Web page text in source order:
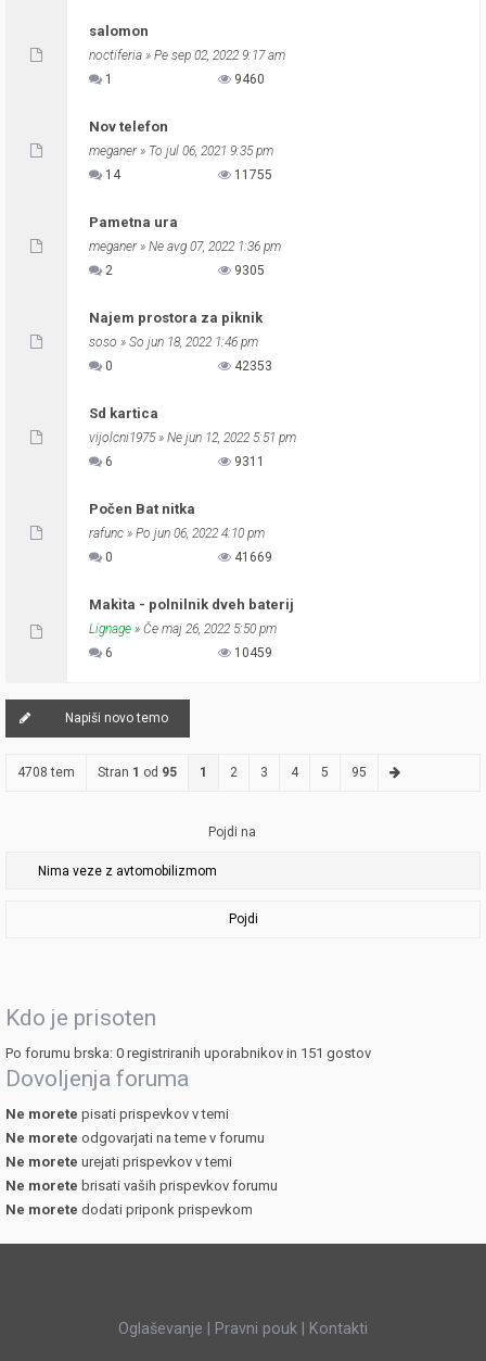
salomon
noctiferia » Pe sep 02, 2022 9:17 am
1
9460
Nov telefon
meganer» To jul 06, 2021 9:35 pm
14
11755
Pametna ura
meganer» Ne avg 07, 2022 1:36 pm
2
9305
Najem prostora za piknik
soso » So jun 18, 2022 1:46 pm
0
42353
Sd kartica
vijolcni1975» Ne jun 12, 2022 5:51 pm
6
9311
Počen Bat nitka
rafunc » Po jun 06, 2022 4:10 pm
0
41669
Makita - polnilnik dveh baterij
Lignage » Če maj 26, 2022 5:50 pm
6
10459
Napiši novo temo
4708 tem Stran 1 od 95 1 2 3 4 5 95
Pojdi na
Pojdi
Kdo je prisoten
Po forumu brska: 0 registriranih uporabnikov in 151 gostov
Dovoljenja foruma
Ne morete pisati prispevkov v temi
Ne morete odgovarjati na teme v forumu
Ne morete urejati prispevkov v temi
Ne morete brisati vaših prispevkov forumu
Ne morete dodati priponk prispevkom
Oglaševanje Pravni pouk Kontakti